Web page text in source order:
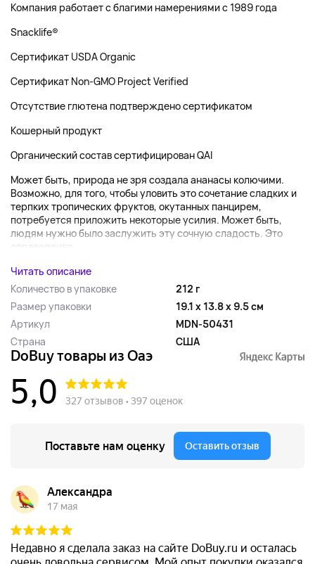
Компания работает с благими намерениями с 1989 года
Snacklife®
Сертификат USDA Organic
Сертификат Non-GMO Project Verified
Отсутствие глютена подтверждено сертификатом
Кошерный продукт
Органический состав сертифицирован QAI
Может быть, природа не зря создала ананасы колючими.
Возможно, для того, чтобы уловить это сочетание сладких и
терпких тропических фруктов, окутанных панцирем,
потребуется приложить некоторые усилия. Может быть,
людям нужно было заслужить эту сочную сладость. Это
справедливо....
Читать описание
Количество в упаковке
212 г
Размер упаковки
19.1 x 13.8 x 9.5 см
Артикул
MDN-50431
Страна
США